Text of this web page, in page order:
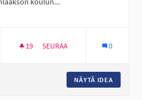
mukaan: Itäinen Seinäjoki
19 19 SEURAAJAA
SEURAA 0
NÄYTÄ IDEA